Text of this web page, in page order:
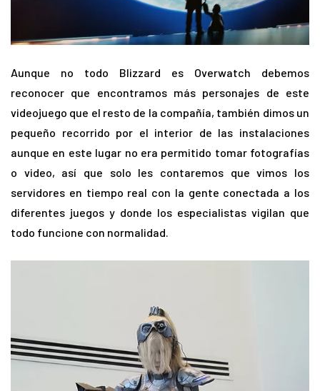
Aunque no todo Blizzard es Overwatch debemos
reconocer que encontramos más personajes de este
videojuego que el resto de la compañía, también dimos un
pequeño recorrido por el interior de las instalaciones
aunque en este lugar no era permitido tomar fotografías
o video, así que solo les contaremos que vimos los
servidores en tiempo real con la gente conectada a los
diferentes juegos y donde los especialistas vigilan que
todo funcione con normalidad.